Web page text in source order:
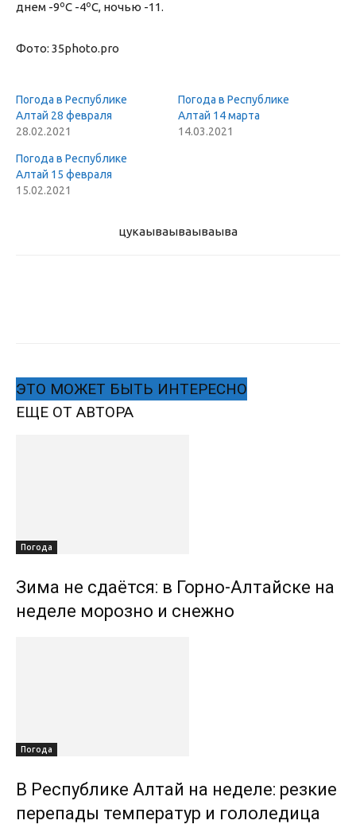
днем -9ºС -4ºС, ночью -11.
Фото: 35photo.pro
Погода в Республике
Алтай 28 февраля
28.02.2021
Погода в Республике
Алтай 14 марта
14.03.2021
Погода в Республике
Алтай 15 февраля
15.02.2021
цукаываываываыва
ЭТО МОЖЕТ БЫТЬ ИНТЕРЕСНО
ЕЩЕ ОТ АВТОРА
Погода
Зима не сдаётся: в Горно-Алтайске на
неделе морозно и снежно
Погода
В Республике Алтай на неделе: резкие
перепады температур и гололедица